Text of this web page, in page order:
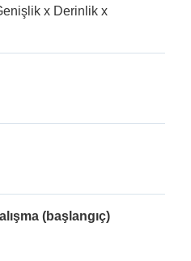
x Derinlik x
(başlangıç)